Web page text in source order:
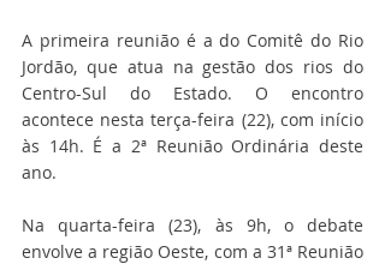
A primeira reunião é a do Comitê do Rio
Jordão, que atua na gestão dos rios do
Centro-Sul do Estado. O encontro
acontece nesta terça-feira (22), com início
às 14h. É a 2ª Reunião Ordinária deste
ano.
Na quarta-feira (23), às 9h, o debate
envolve a região Oeste, com a 31ª Reunião